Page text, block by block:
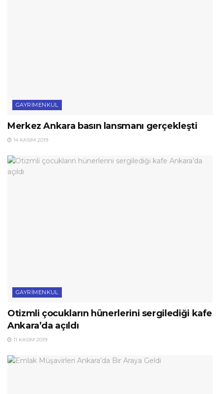
GAYRIMENKUL
Merkez Ankara basın lansmanı gerçekleşti
14 KASIM 2019
GAYRIMENKUL
Otizmli çocukların hünerlerini sergilediği kafe
Ankara’da açıldı
11 KASIM 2019